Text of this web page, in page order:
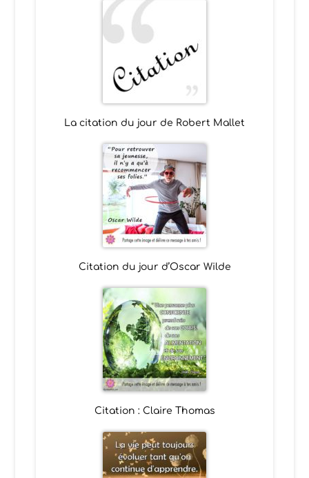
La citation du jour de Robert Mallet
Citation du jour d’Oscar Wilde
Citation : Claire Thomas